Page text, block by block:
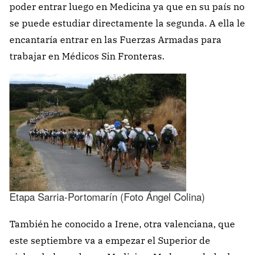
poder entrar luego en Medicina ya que en su país no
se puede estudiar directamente la segunda. A ella le
encantaría entrar en las Fuerzas Armadas para
trabajar en Médicos Sin Fronteras.
Etapa Sarria-Portomarín (Foto Ángel Colina)
También he conocido a Irene, otra valenciana, que
este septiembre va a empezar el Superior de